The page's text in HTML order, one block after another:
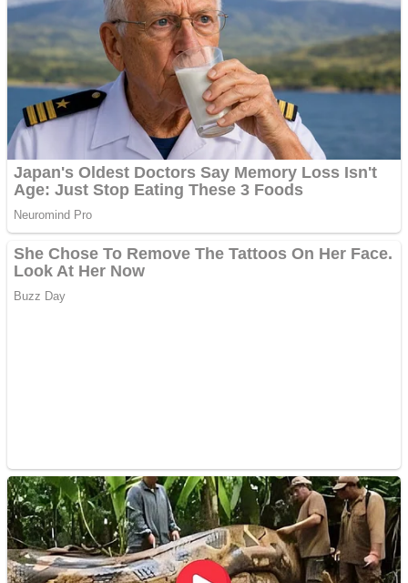
Covid-19: 755 de cazuri
noi în România
Răcitor de apă CW5000
pentru freze cu laser fără
metale
metale
Creez aplicatie
ANDROID pentru siteul
tau